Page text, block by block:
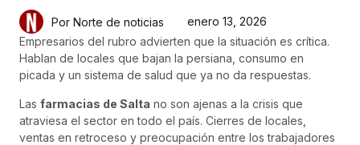
Por Norte de noticias
enero 13, 2026
Empresarios del rubro advierten que la situación es crítica.
Hablan de locales que bajan la persiana, consumo en
picada y un sistema de salud que ya no da respuestas.
Las farmacias de Salta no son ajenas a la crisis que
atraviesa el sector en todo el país. Cierres de locales,
ventas en retroceso y preocupación entre los trabajadores